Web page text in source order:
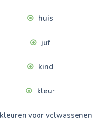
huis
juf
kind
kleur
kleuren voor volwassenen